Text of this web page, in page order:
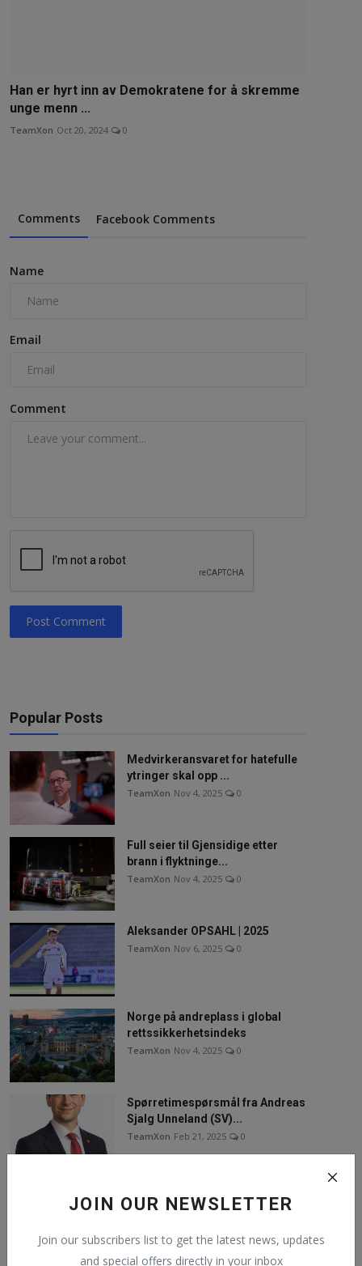
JOIN OUR NEWSLETTER
Join our subscribers list to get the latest news, updates
and special offers directly in your inbox
Han er hyrt inn av Demokratene for å skremme
unge menn ...
TeamXon Oct 20, 2024 0
Comments Facebook Comments
Name
Email
Comment
Post Comment
Popular Posts
Medvirkeransvaret for hatefulle
ytringer skal opp ...
TeamXon Nov 4, 2025 0
Full seier til Gjensidige etter
brann i flyktninge...
TeamXon Nov 4, 2025 0
Aleksander OPSAHL | 2025
TeamXon Nov 6, 2025 0
Norge på andreplass i global
rettssikkerhetsindeks
TeamXon Nov 4, 2025 0
Spørretimespørsmål fra Andreas
Sjalg Unneland (SV)...
TeamXon Feb 21, 2025 0
Facebook